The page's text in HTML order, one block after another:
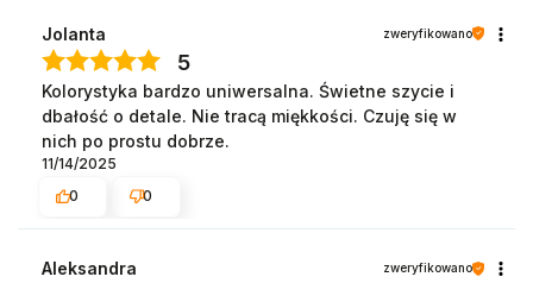
Jolanta zweryfikowano
5
Kolorystyka bardzo uniwersalna. Świetne szycie i
dbałość o detale. Nie tracą miękkości. Czuję się w
nich po prostu dobrze.
11/14/2025
0
0
Aleksandra zweryfikowano